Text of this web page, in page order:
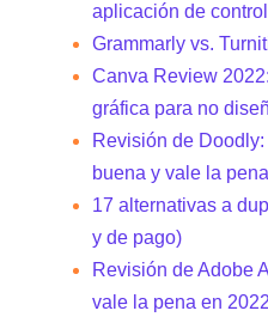
aplicación de
Grammarly vs.
Canva Review
gráfica para no
Revisión de
buena y vale la
17 alternativas a
y de pago)
Revisión de Adobe
vale la pena en